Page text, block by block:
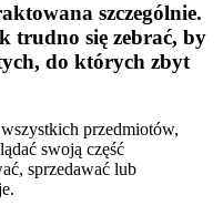
szczególnie.
trudno się zebrać, by
do których zbyt
przedmiotów,
swoją część
sprzedawać lub